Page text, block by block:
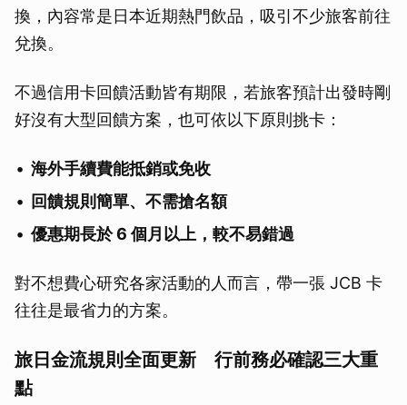
換，內容常是日本近期熱門飲品，吸引不少旅客前往
兌換。
不過信用卡回饋活動皆有期限，若旅客預計出發時剛
好沒有大型回饋方案，也可依以下原則挑卡：
海外手續費能抵銷或免收
回饋規則簡單、不需搶名額
優惠期長於 6 個月以上，較不易錯過
對不想費心研究各家活動的人而言，帶一張 JCB 卡
往往是最省力的方案。
旅日金流規則全面更新 行前務必確認三大重
點